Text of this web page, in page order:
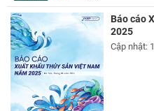
Báo cáo
2025
Cập nhật: